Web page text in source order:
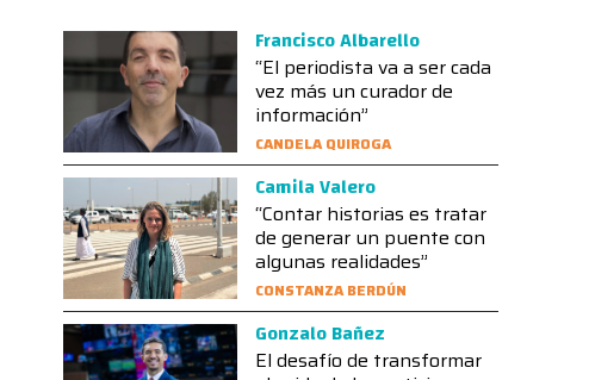
Francisco Albarello
“El periodista va a ser cada
vez más un curador de
información”
CANDELA QUIROGA
Camila Valero
“Contar historias es tratar
de generar un puente con
algunas realidades”
CONSTANZA BERDÚN
Gonzalo Bañez
El desafío de transformar